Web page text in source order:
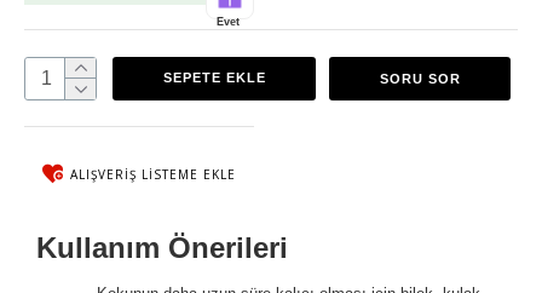
Evet
SEPETE EKLE SORU SOR
ALIŞVERIŞ LISTEME EKLE
Kullanım Önerileri